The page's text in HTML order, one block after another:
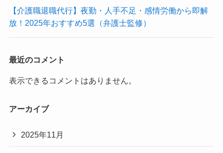
【介護職退職代行】夜勤・人手不足・感情労働から即解
放！2025年おすすめ5選（弁護士監修）
最近のコメント
表示できるコメントはありません。
アーカイブ
2025年11月